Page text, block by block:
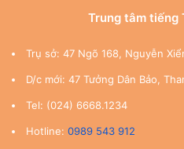
Trung tâm tiếng
Trụ sở: 47 Ngõ 168, Nguyễn
D/c mới: 47 Tưởng Dân Bảo,
Tel: (024) 6668.1234
Hotline: 0989 543 912